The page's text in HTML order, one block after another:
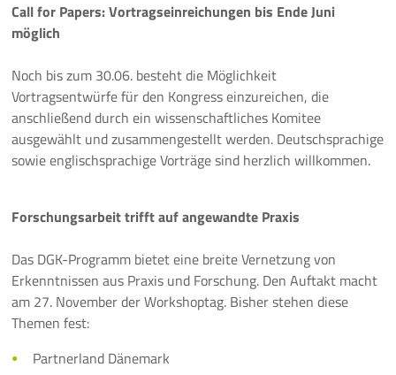
10 Jahre ThEEN-Jubiläum
Auftaktveranstaltung Stakeholderprozess
ThEEN-Fachforum
ThEEN-Innovationsdialog
ThEEN-Kongress
ThEEN-Talk
Politische Formate
Call for Papers: Vortragseinreichungen bis Ende Juni
möglich
Noch bis zum 30.06. besteht die Möglichkeit
Vortragsentwürfe für den Kongress einzureichen, die
anschließend durch ein wissenschaftliches Komitee
ausgewählt und zusammengestellt werden. Deutschsprachige
sowie englischsprachige Vorträge sind herzlich willkommen.
Forschungsarbeit trifft auf angewandte Praxis
Das DGK-Programm bietet eine breite Vernetzung von
Erkenntnissen aus Praxis und Forschung. Den Auftakt macht
am 27. November der Workshoptag. Bisher stehen diese
Themen fest:
Partnerland Dänemark